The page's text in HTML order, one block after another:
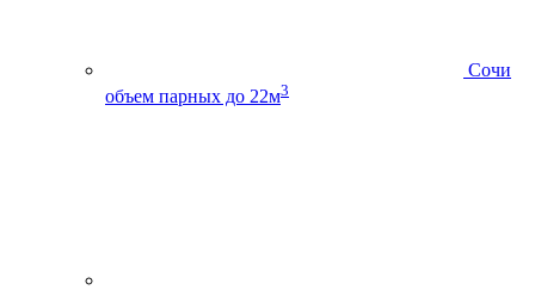
Сочи
объем парных до 22м3